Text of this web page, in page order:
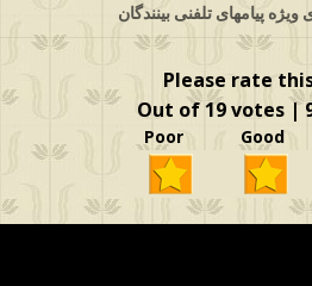
Please rate
Out of 19 votes |
Poor Good